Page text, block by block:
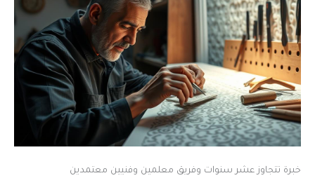
خبرة تتجاوز عشر سنوات وفريق معلمين وفنيين معتمدين